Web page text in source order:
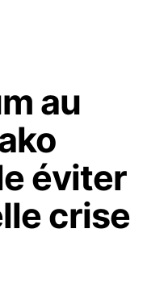
au
éviter
crise